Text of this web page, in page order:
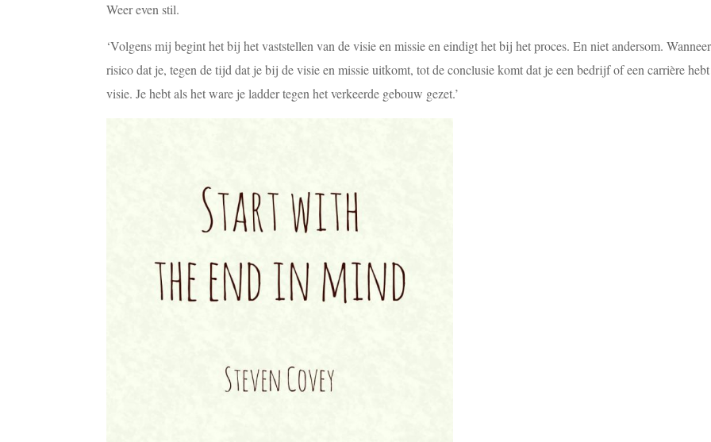
Weer even stil.
‘Volgens mij begint het bij het vaststellen van de visie en missie en eindigt het bij het proces. En niet andersom.
risico dat je, tegen de tijd dat je bij de visie en missie uitkomt, tot de conclusie komt dat je een bedrijf of een carrière
visie. Je hebt als het ware je ladder tegen het verkeerde gebouw gezet.’